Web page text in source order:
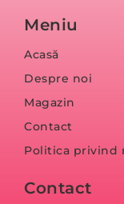
Meniu
Acasă
Despre noi
Magazin
Contact
Politica privind
Contact